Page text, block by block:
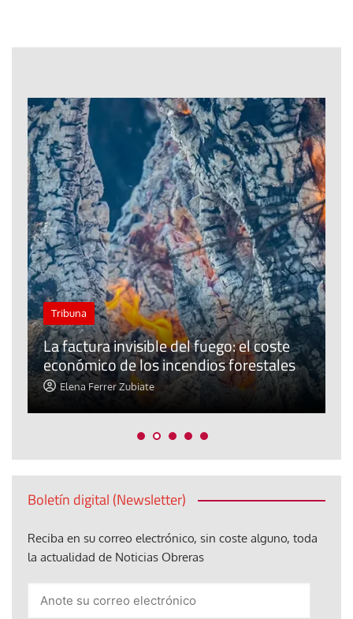
Tribuna
La factura invisible del fuego: el coste
económico de los incendios forestales
Elena Ferrer Zubiate
Boletín digital (Newsletter)
Reciba en su correo electrónico, sin coste alguno, toda
la actualidad de Noticias Obreras